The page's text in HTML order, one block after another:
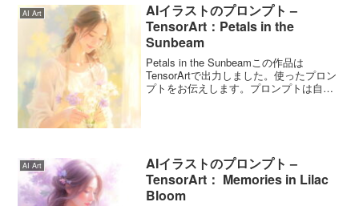
AI Art
AIイラストのプロンプト –
TensorArt：Petals in the
Sunbeam
Petals in the Sunbeamこの作品は
TensorArtで出力しました。使ったプロン
プトをお伝えします。プロンプトは自由
AI Art
AIイラストのプロンプト –
TensorArt： Memories in Lilac
Bloom